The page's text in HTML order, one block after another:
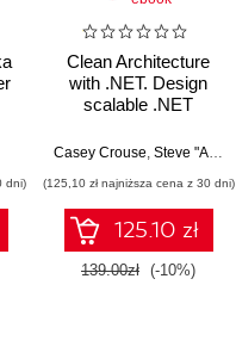
dni)
Clean Architecture
with .NET. Design
scalable .NET
Clean Architecture
patterns
Casey Crouse, Steve "Ardalis" Smith
(125,10 zł najniższa cena z 30 dni)
125.10 zł
139.00zł (-10%)